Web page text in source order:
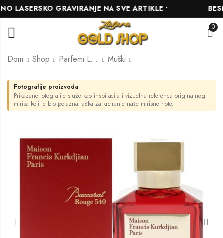
GRAVIRANJE NA SVE ARTIKLE •
0
Dom Shop Parfemi L'ARÔME Muški
Boss The Scent Elixir
10.00KM –
Kirke
10.00KM –
Fotografije proizvoda
Prikazane fotografije služe kao inspiracija i vizuelna referenca originalnog
mirisa koji je bio polazna tačka za kreiranje naše mirisne note.